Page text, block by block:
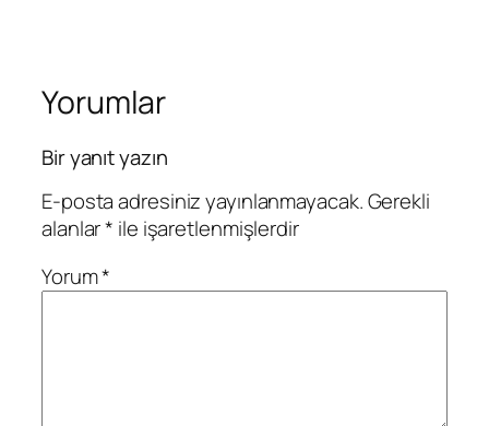
Yorumlar
Bir yanıt yazın
E-posta adresiniz yayınlanmayacak.Gerekli
alanlar* ile işaretlenmişlerdir
Yorum*